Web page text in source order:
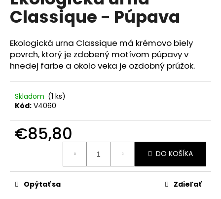
0,0
z
hviezdičiek.
Classique - Púpava
Ekologická urna Classique má krémovo biely
povrch, ktorý je zdobený motívom púpavy v
hnedej farbe a okolo veka je ozdobný prúžok.
Skladom (1 ks)
Kód: V4060
€85,80
DO KOŠÍKA
Opýtať sa Zdieľať
á
j
s
ť
?
d
p
o